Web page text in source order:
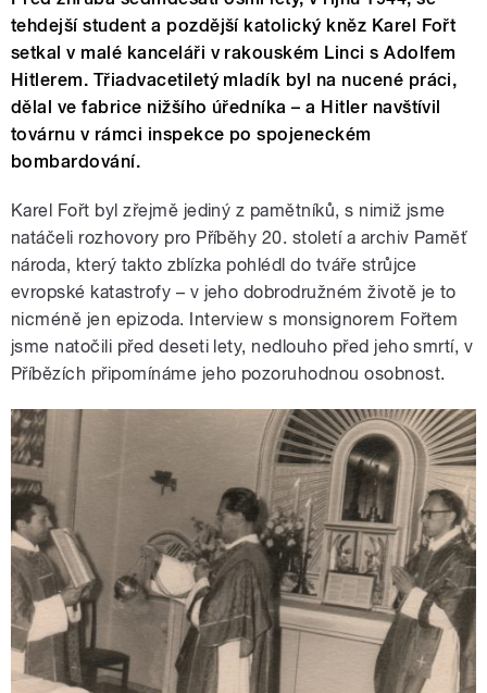
tehdejší student a pozdější katolický kněz Karel Fořt
setkal v malé kanceláři v rakouském Linci s Adolfem
Hitlerem. Třiadvacetiletý mladík byl na nucené práci,
dělal ve fabrice nižšího úředníka – a Hitler navštívil
továrnu v rámci inspekce po spojeneckém
bombardování.
Karel Fořt byl zřejmě jediný z pamětníků, s nimiž jsme
natáčeli rozhovory pro Příběhy 20. století a archiv Paměť
národa, který takto zblízka pohlédl do tváře strůjce
evropské katastrofy – v jeho dobrodružném životě je to
nicméně jen epizoda. Interview s monsignorem Fořtem
jsme natočili před deseti lety, nedlouho před jeho smrtí, v
Příbězích připomínáme jeho pozoruhodnou osobnost.